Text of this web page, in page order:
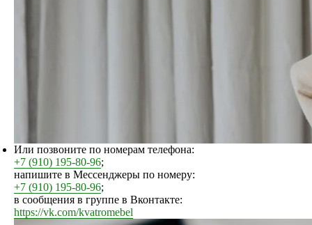
Или позвоните по номерам телефона:
+7 (910) 195-80-96;
напишите в Мессенджеры по номеру:
+7 (910) 195-80-96;
в сообщения в группе в Вконтакте:
https://vk.com/kvatromebel